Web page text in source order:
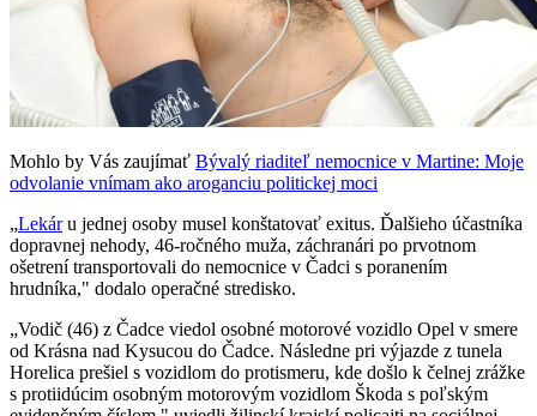
Mohlo by Vás zaujímať Bývalý riaditeľ nemocnice v Martine: Moje
odvolanie vnímam ako aroganciu politickej moci
„Lekáru jednej osoby musel konštatovať exitus. Ďalšieho účastníka
dopravnej nehody, 46-ročného muža, záchranári po prvotnom
ošetrení transportovali do nemocnice v Čadci s poranením
hrudníka," dodalo operačné stredisko.
„Vodič (46) z Čadce viedol osobné motorové vozidlo Opel v smere
od Krásna nad Kysucou do Čadce. Následne pri výjazde z tunela
Horelica prešiel s vozidlom do protismeru, kde došlo k čelnej zrážke
s protiidúcim osobným motorovým vozidlom Škoda s poľským